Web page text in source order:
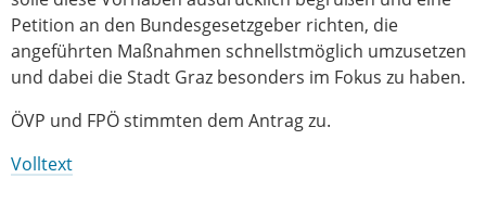
Petition an den Bundesgesetzgeber richten, die
angeführten Maßnahmen schnellstmöglich umzusetzen
und dabei die Stadt Graz besonders im Fokus zu haben.
ÖVP und FPÖ stimmten dem Antrag zu.
Volltext